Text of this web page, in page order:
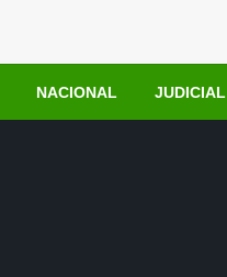
NACIONAL JUDICIAL